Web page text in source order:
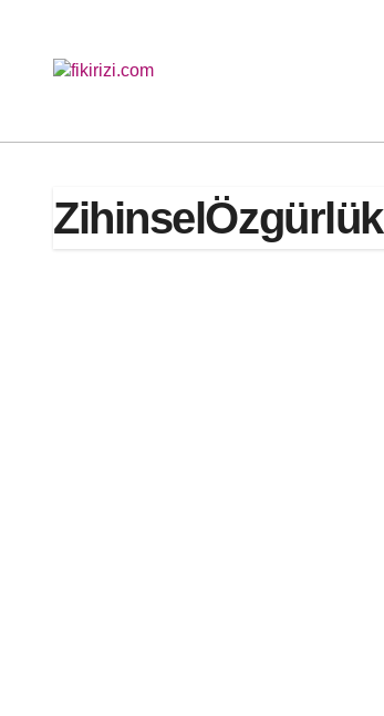
content
ZihinselÖzgürlük